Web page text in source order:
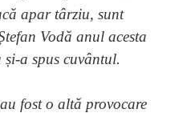
apar târziu, sunt
Vodă anul acesta
a spus cuvântul.
fost o altă provocare